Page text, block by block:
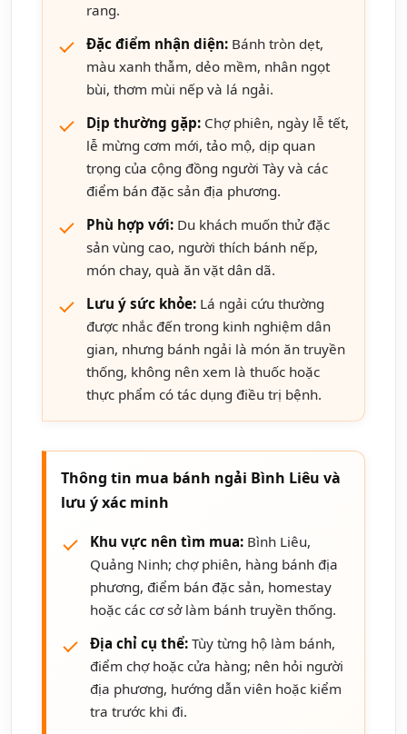
rang.
Đặc điểm nhận diện: Bánh tròn dẹt,
màu xanh thẫm, dẻo mềm, nhân ngọt
bùi, thơm mùi nếp và lá ngải.
Dịp thường gặp: Chợ phiên, ngày lễ tết,
lễ mừng cơm mới, tảo mộ, dịp quan
trọng của cộng đồng người Tày và các
điểm bán đặc sản địa phương.
Phù hợp với: Du khách muốn thử đặc
sản vùng cao, người thích bánh nếp,
món chay, quà ăn vặt dân dã.
Lưu ý sức khỏe: Lá ngải cứu thường
được nhắc đến trong kinh nghiệm dân
gian, nhưng bánh ngải là món ăn truyền
thống, không nên xem là thuốc hoặc
thực phẩm có tác dụng điều trị bệnh.
Thông tin mua bánh ngải Bình Liêu và
lưu ý xác minh
Khu vực nên tìm mua: Bình Liêu,
Quảng Ninh; chợ phiên, hàng bánh địa
phương, điểm bán đặc sản, homestay
hoặc các cơ sở làm bánh truyền thống.
Địa chỉ cụ thể: Tùy từng hộ làm bánh,
điểm chợ hoặc cửa hàng; nên hỏi người
địa phương, hướng dẫn viên hoặc kiểm
tra trước khi đi.